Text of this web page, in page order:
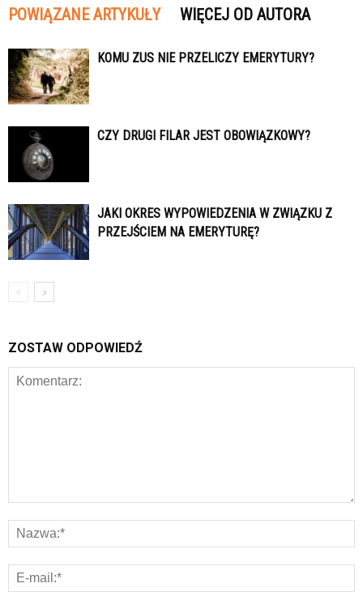
POWIĄZANE ARTYKUŁY WIĘCEJ OD AUTORA
KOMU ZUS NIE PRZELICZY EMERYTURY?
CZY DRUGI FILAR JEST OBOWIĄZKOWY?
JAKI OKRES WYPOWIEDZENIA W ZWIĄZKU Z
PRZEJŚCIEM NA EMERYTURĘ?
ZOSTAW ODPOWIEDŹ